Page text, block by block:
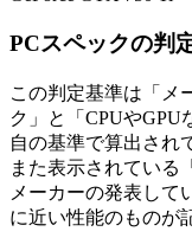
PCスペックの判
この判定基準は「メ
ク」と「CPUや
自の基準で算出され
また表示されている
メーカーの発表して
に近い性能のものが